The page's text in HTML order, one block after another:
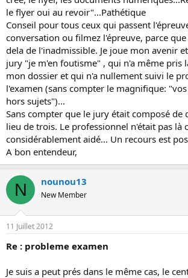
le flyer oui au revoir"...Pathétique
Conseil pour tous ceux qui passent
conversation ou filmez l'épreuve, parce que
dela de l'inadmissible. Je joue mon avenir
jury "je m'en foutisme" , qui n'a même pris
mon dossier et qui n'a nullement suivi le
l'examen (sans compter le magnifique:
hors sujets")...
Sans compter que le jury était composé de
lieu de trois. Le professionnel n'était pas là
considérablement aidé... Un recours est
A bon entendeur,
N nounou13
New Member
11 Juillet 2012
Re : probleme examen
Je suis a peut prés dans le même cas, le